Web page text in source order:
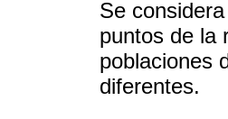
Se
puntos de la
poblaciones
diferentes.